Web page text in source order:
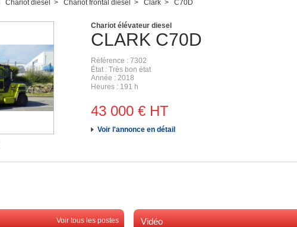
Chariot diesel Chariot frontal diesel Clark C70D
CLARK C70D
Chariot élévateur diesel
Référence
7302
État
Très bon état
Année
2018
Heures
191 h
43 000 € HT
Voir l'annonce en détail
Voir tous les postes Vidéo